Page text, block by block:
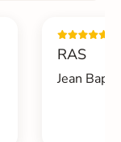
RAS
Jean